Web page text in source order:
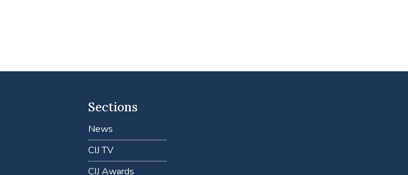
Sections
News
CIJ TV
CIJ Awards